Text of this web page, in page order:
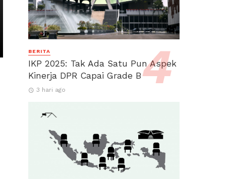
BERITA
IKP 2025: Tak Ada Satu Pun Aspek
Kinerja DPR Capai Grade B
3 hari ago